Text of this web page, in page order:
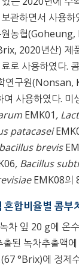
관하면서 사용
원농협
2020년산) 제
로 사용하였다.
연구원(Nonsan,
사용하였다. 미
EMK01,
patacasei
brevis
, Bacillus
EMK08의
합비율별 콤부
차 잎 20 g에 온
된 녹차추출액
°Brix)에 정제